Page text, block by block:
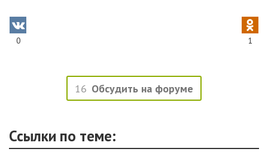
0 1
16 Обсудить на форуме
Ссылки по теме: